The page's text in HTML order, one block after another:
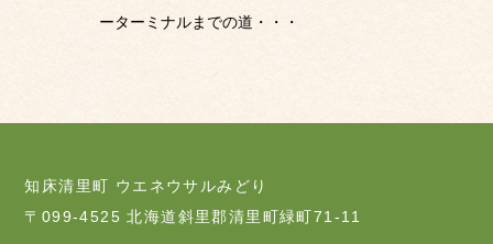
ーターミナルまでの道・・・
知床清里町 ウエネウサルみどり
〒099-4525 北海道斜里郡清里町緑町71-11